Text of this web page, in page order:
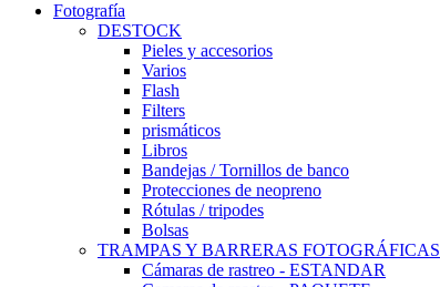
Fotografía
DESTOCK
Pieles y accesorios
Varios
Flash
Filters
prismáticos
Libros
Bandejas / Tornillos de banco
Protecciones de neopreno
Rótulas / tripodes
Bolsas
TRAMPAS Y BARRERAS FOTOGRÁFICAS
Cámaras de rastreo - ESTANDAR